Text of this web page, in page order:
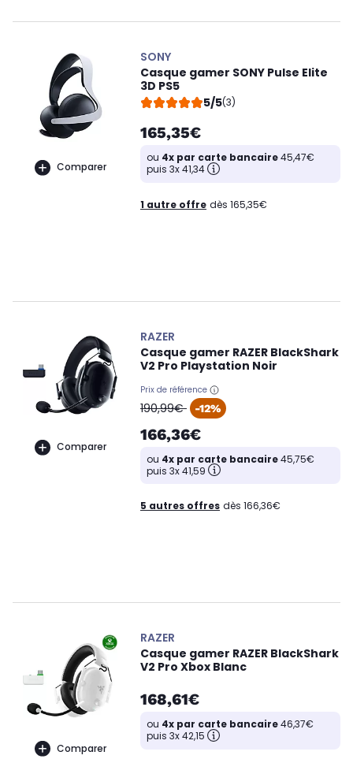
Comparer
SONY
Casque gamer SONY Pulse Elite
3D PS5
5/5(3)
165,35€
ou 4x par carte bancaire45,47€
puis 3x 41,34
1 autre offre dès 165,35€
Comparer
RAZER
Casque gamer RAZER BlackShark
V2 Pro Playstation Noir
Prix de référence
oldPrice
190,99€ -12%
166,36€
ou 4x par carte bancaire45,75€
puis 3x 41,59
5 autres offres dès 166,36€
Comparer
RAZER
Casque gamer RAZER BlackShark
V2 Pro Xbox Blanc
168,61€
ou 4x par carte bancaire46,37€
puis 3x 42,15